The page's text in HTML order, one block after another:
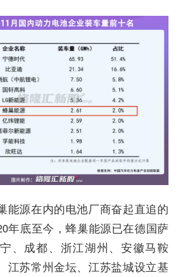
能源在内的电池厂商奋起直追的
年底至今，蜂巢能源已在德国萨
、成都、浙江湖州、安徽马鞍
江苏常州金坛、江苏盐城设立基